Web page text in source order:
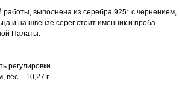
работы, выполнена из серебра 925* с чернением,
и на швензе серег стоит именник и проба
Палаты.
регулировки
вес – 10,27 г.